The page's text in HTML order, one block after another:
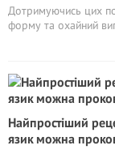
Дотримуючись цих
форму та охайний
Найпростіший
язик можна